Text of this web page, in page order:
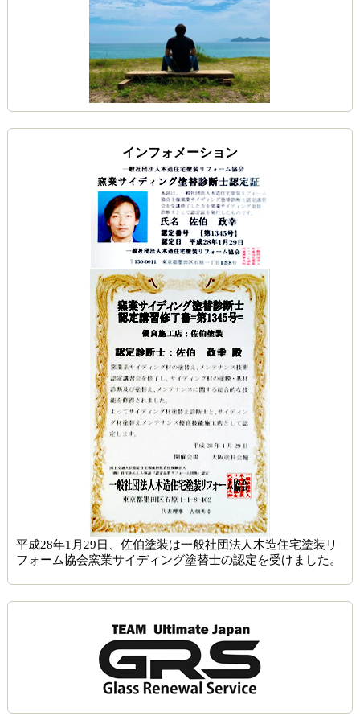
インフォメーション
平成28年1月29日、佐伯塗装は一般社団法人木造住宅塗装リ
フォーム協会窯業サイディング塗替士の認定を受けました。